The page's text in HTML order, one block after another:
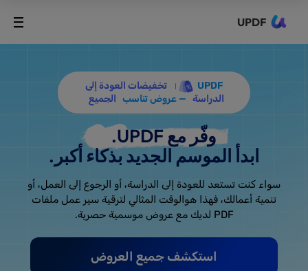
UPDF
UPDF
تخفيضات العودة إلى
الدراسة — عروض تناسب الجميع
وفّر مع UPDF.
ابدأ الموسم الجديد بذكاء أكبر.
سواء كنت تستعد للعودة إلى الدراسة، أو الرجوع إلى العمل، أو
تنمية أعمالك، فهذا هوالوقت المثالي لترقية سير عمل ملفات
PDF لديك مع عروض موسمية حصرية.
استكشف جميع العروض